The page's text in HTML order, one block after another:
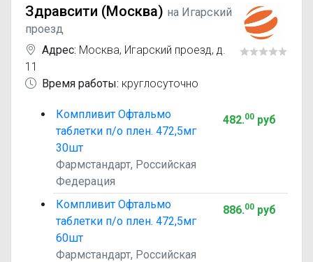
Здравсити (Москва) на Игарский
проезд
Адрес: Москва, Игарский проезд, д.
11
Время работы: круглосуточно
Компливит Офтальмо
таблетки п/о плен. 472,5мг
30шт
Фармстандарт, Российская
Федерация
482.00руб
Компливит Офтальмо
таблетки п/о плен. 472,5мг
60шт
Фармстандарт, Российская
886.00руб